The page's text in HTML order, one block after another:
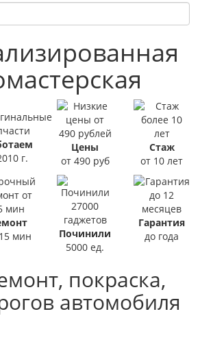
г.
Цены
от 490 руб
Стаж
от 10 лет
мин
Починили
5000 ед.
Гарантия
до года
покраска,
автомобиля